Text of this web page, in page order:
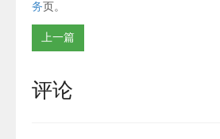
务页。
上一篇
评论